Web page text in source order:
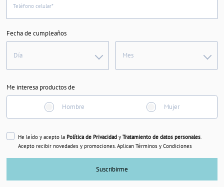
Teléfono celular*
Fecha de cumpleaños
Día Mes
Me interesa productos de
Hombre Mujer
He leído y acepto la Política de Privacidady Tratamiento de datos personales.
Acepto recibir novedades y promociones. Aplican Términos y Condiciones
Suscribirme